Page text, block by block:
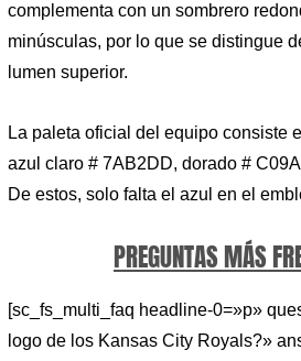
complementa con un sombrero
minúsculas, por lo que se distingue
lumen superior.
La paleta oficial del equipo consiste
azul claro # 7AB2DD, dorado #
De estos, solo falta el azul en el
PREGUNTAS MÁS
[sc_fs_multi_faq headline-0=»p»
logo de los Kansas City Royals?»